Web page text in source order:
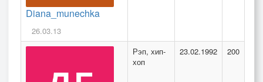
Diana_munechka
26.03.13
Рэп, хип-
хоп
23.02.1992 200